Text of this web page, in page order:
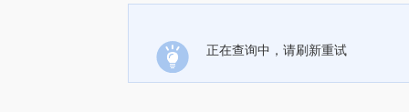
正在查询中，请刷新重试